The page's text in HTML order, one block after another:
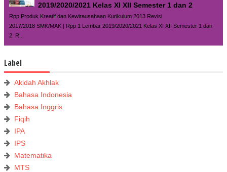
2019/2020/2021 Kelas XI XII Semester 1 dan 2
Rpp Produk Kreatif dan Kewirausahaan Kurikulum 2013 Revisi
2017/2018 SMK/MAK | Rpp 1 Lembar 2019/2020/2021 Kelas XI XII Semester 1 dan
2. R...
Label
Akidah Akhlak
Bahasa Indonesia
Bahasa Inggris
Fiqih
IPA
IPS
Matematika
MTS